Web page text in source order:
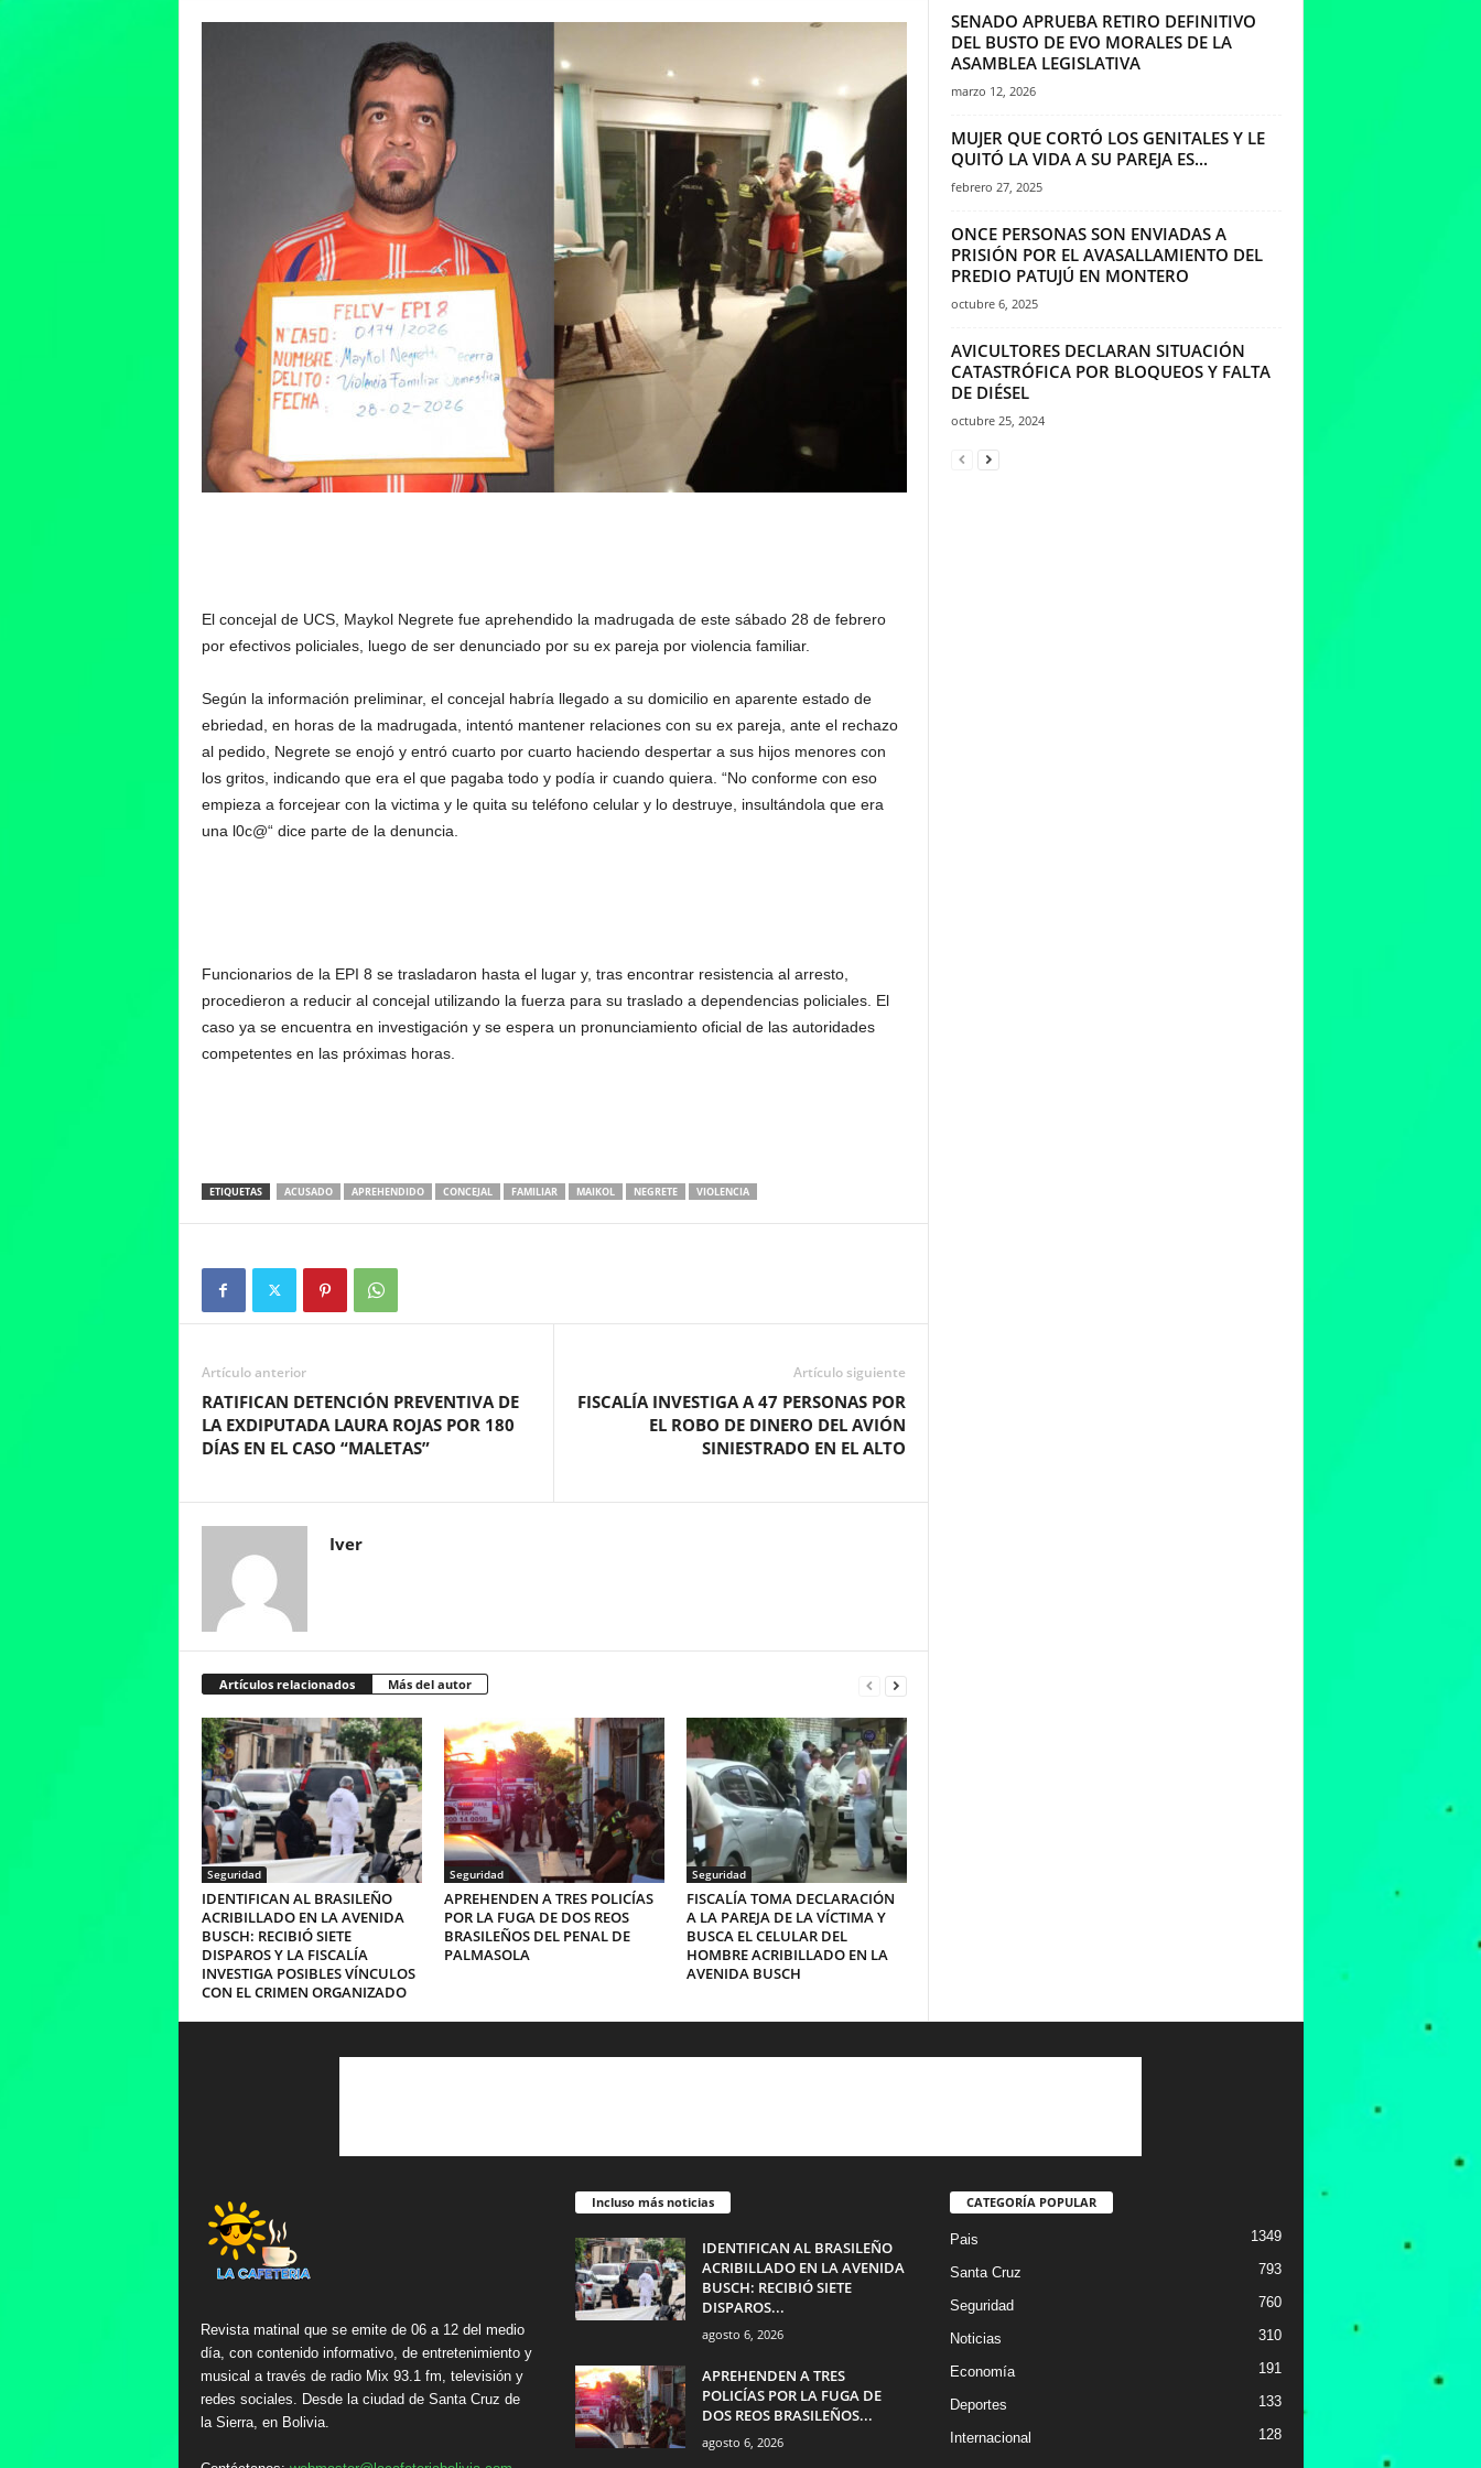
El concejal de UCS, Maykol Negrete fue aprehendido la madrugada de este sábado 28 de febrero
por efectivos policiales, luego de ser denunciado por su ex pareja por violencia familiar.
Según la información preliminar, el concejal habría llegado a su domicilio en aparente estado de
ebriedad, en horas de la madrugada, intentó mantener relaciones con su ex pareja, ante el rechazo
al pedido, Negrete se enojó y entró cuarto por cuarto haciendo despertar a sus hijos menores con
los gritos, indicando que era el que pagaba todo y podía ir cuando quiera. “No conforme con eso
empieza a forcejear con la victima y le quita su teléfono celular y lo destruye, insultándola que era
una l0c@“ dice parte de la denuncia.
Funcionarios de la EPI 8 se trasladaron hasta el lugar y, tras encontrar resistencia al arresto,
procedieron a reducir al concejal utilizando la fuerza para su traslado a dependencias policiales. El
caso ya se encuentra en investigación y se espera un pronunciamiento oficial de las autoridades
competentes en las próximas horas.
ETIQUETAS ACUSADO APREHENDIDO CONCEJAL FAMILIAR MAIKOL NEGRETE VIOLENCIA
Artículo anterior
RATIFICAN DETENCIÓN PREVENTIVA DE
LA EXDIPUTADA LAURA ROJAS POR 180
DÍAS EN EL CASO “MALETAS”
Artículo siguiente
FISCALÍA INVESTIGA A 47 PERSONAS POR
EL ROBO DE DINERO DEL AVIÓN
SINIESTRADO EN EL ALTO
Iver
Artículos relacionados Más del autor
Seguridad
IDENTIFICAN AL BRASILEÑO
ACRIBILLADO EN LA AVENIDA
BUSCH: RECIBIÓ SIETE
DISPAROS Y LA FISCALÍA
INVESTIGA POSIBLES VÍNCULOS
CON EL CRIMEN ORGANIZADO
Seguridad
APREHENDEN A TRES POLICÍAS
POR LA FUGA DE DOS REOS
BRASILEÑOS DEL PENAL DE
PALMASOLA
Seguridad
FISCALÍA TOMA DECLARACIÓN
A LA PAREJA DE LA VÍCTIMA Y
BUSCA EL CELULAR DEL
HOMBRE ACRIBILLADO EN LA
AVENIDA BUSCH
SENADO APRUEBA RETIRO DEFINITIVO
DEL BUSTO DE EVO MORALES DE LA
ASAMBLEA LEGISLATIVA
marzo 12, 2026
MUJER QUE CORTÓ LOS GENITALES Y LE
QUITÓ LA VIDA A SU PAREJA ES...
febrero 27, 2025
ONCE PERSONAS SON ENVIADAS A
PRISIÓN POR EL AVASALLAMIENTO DEL
PREDIO PATUJÚ EN MONTERO
octubre 6, 2025
AVICULTORES DECLARAN SITUACIÓN
CATASTRÓFICA POR BLOQUEOS Y FALTA
DE DIÉSEL
octubre 25, 2024
Revista matinal que se emite de 06 a 12 del medio
día, con contenido informativo, de entretenimiento y
musical a través de radio Mix 93.1 fm, televisión y
redes sociales. Desde la ciudad de Santa Cruz de
la Sierra, en Bolivia.
Incluso más noticias
IDENTIFICAN AL BRASILEÑO
ACRIBILLADO EN LA AVENIDA
BUSCH: RECIBIÓ SIETE
DISPAROS...
agosto 6, 2026
APREHENDEN A TRES
POLICÍAS POR LA FUGA DE
DOS REOS BRASILEÑOS...
agosto 6, 2026
CATEGORÍA POPULAR
Pais 1349
Santa Cruz 793
Seguridad 760
Noticias 310
Economía 191
Deportes 133
Internacional 128